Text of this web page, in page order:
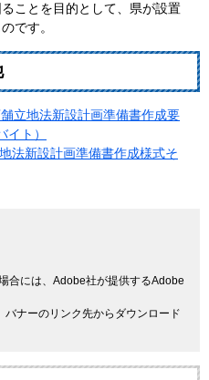
ことを目的として、県が設置
です。
舗立地法新設計画準備書作成要
ト）
法新設計画準備書作成様式そ
合には、Adobe社が提供するAdobe
ナーのリンク先からダウンロード